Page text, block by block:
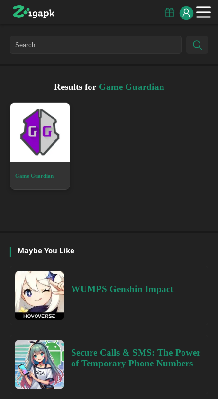
Results for Game Guardian
Game Guardian
Maybe You Like
WUMPS Genshin Impact
Secure Calls & SMS: The Power
of Temporary Phone Numbers